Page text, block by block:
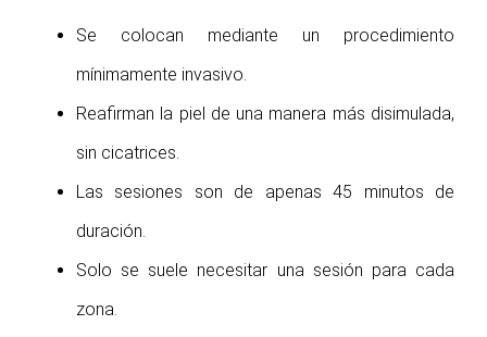
Se colocan mediante un procedimiento
mínimamente invasivo.
Reafirman la piel de una manera más disimulada,
sin cicatrices.
Las sesiones son de apenas 45 minutos de
duración.
Solo se suele necesitar una sesión para cada
zona.